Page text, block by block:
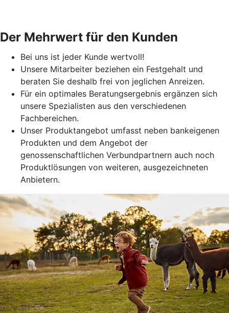
Der Mehrwert für den Kunden
Bei uns ist jeder Kunde wertvoll!
Unsere Mitarbeiter beziehen ein Festgehalt und
beraten Sie deshalb frei von jeglichen Anreizen.
Für ein optimales Beratungsergebnis ergänzen sich
unsere Spezialisten aus den verschiedenen
Fachbereichen.
Unser Produktangebot umfasst neben bankeigenen
Produkten und dem Angebot der
genossenschaftlichen Verbundpartnern auch noch
Produktlösungen von weiteren, ausgezeichneten
Anbietern.